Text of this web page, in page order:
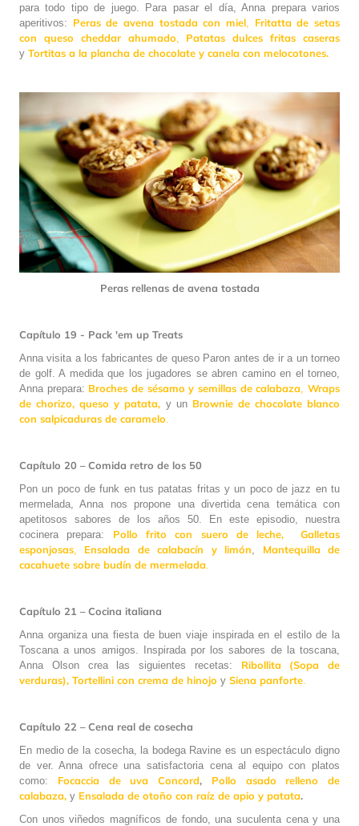
para todo tipo de juego. Para pasar el día, Anna prepara varios
aperitivos: Peras de avena tostada con miel
Fritatta de setas
con queso cheddar ahumado
Patatas dulces fritas caseras
y Tortitas a la plancha de chocolate y canela con melocotones.
Peras rellenas de avena tostada
Capítulo 19 - Pack 'em up Treats
Anna visita a los fabricantes de queso Paron antes de ir a un torneo
de golf. A medida que los jugadores se abren camino en el torneo,
Anna prepara: Broches de sésamo y semillas de calabaza
Wraps
de chorizo, queso y patata, y un Brownie de chocolate blanco
con salpicaduras de caramelo
Capítulo 20 – Comida retro de los 50
Pon un poco de funk en tus patatas fritas y un poco de jazz en tu
mermelada, Anna nos propone una divertida cena temática con
apetitosos sabores de los años 50. En este episodio, nuestra
cocinera prepara:
Pollo frito con suero de leche,
Galletas
esponjosas
Ensalada de calabacín y limón
Mantequilla de
cacahuete sobre budín de mermelada
Capítulo 21 – Cocina italiana
Anna organiza una fiesta de buen viaje inspirada en el estilo de la
Toscana a unos amigos. Inspirada por los sabores de la toscana,
Anna Olson crea las siguientes recetas:
Ribollita (Sopa de
verduras), Tortellini con crema de hinojo y Siena panforte
Capítulo 22 – Cena real de cosecha
En medio de la cosecha, la bodega Ravine es un espectáculo digno
de ver. Anna ofrece una satisfactoria cena al equipo con platos
como: Focaccia de uva Concord, Pollo asado relleno de
calabaza, y Ensalada de otoño con raíz de apio y patata.
Con unos viñedos magníficos de fondo, una suculenta cena y una